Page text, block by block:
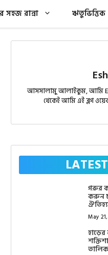
রান্না ঋতুভিত্তিক
আসসালামু আলাইকুম, আমি
থেকেই আমি এই ব্লগ
গরুর
করুন
May